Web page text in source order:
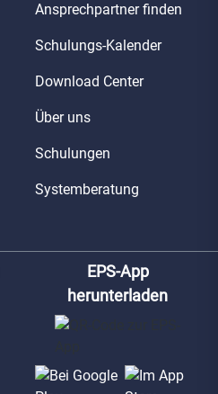
Ansprechpartner finden
Schulungs-Kalender
Download Center
Über uns
Schulungen
Systemberatung
EPS-App
herunterladen